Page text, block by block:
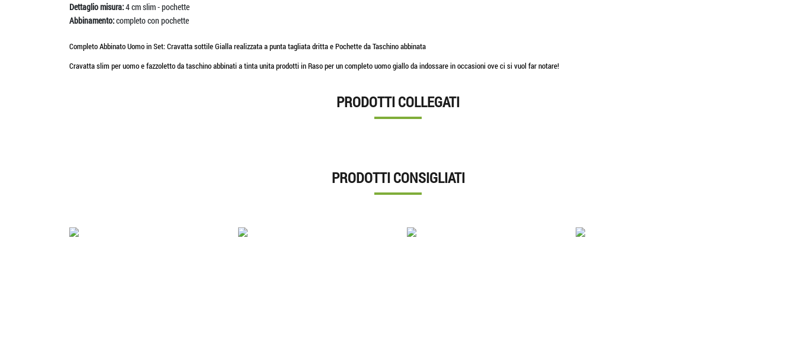
Dettaglio misura:4 cm slim - pochette
Abbinamento:completo con pochette
Completo Abbinato Uomo in Set: Cravatta sottile Gialla realizzata a punta tagliata dritta e Pochette da Taschino abbinata
Cravatta slim per uomo e fazzoletto da taschino abbinati a tinta unita prodotti in Raso per un completo uomo giallo da indossare in occasioni ove ci si vuol far notare!
PRODOTTI COLLEGATI
PRODOTTI CONSIGLIATI